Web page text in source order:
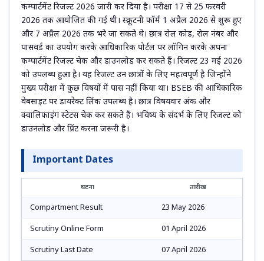
कम्पार्टमेंट रिजल्ट 2026 जारी कर दिया है। परीक्षा 17 से 25 फरवरी
2026 तक आयोजित की गई थी। स्क्रूटनी फॉर्म 1 अप्रैल 2026 से शुरू हुए
और 7 अप्रैल 2026 तक भरे जा सकते थे। छात्र रोल कोड, रोल नंबर और
पासवर्ड का उपयोग करके आधिकारिक पोर्टल पर लॉगिन करके अपना
कम्पार्टमेंट रिजल्ट चेक और डाउनलोड कर सकते हैं। रिजल्ट 23 मई 2026
को उपलब्ध हुआ है। यह रिजल्ट उन छात्रों के लिए महत्वपूर्ण है जिन्होंने
मुख्य परीक्षा में कुछ विषयों में पास नहीं किया था। BSEB की आधिकारिक
वेबसाइट पर डायरेक्ट लिंक उपलब्ध है। छात्र विषयवार अंक और
क्वालिफाइंग स्टेटस चेक कर सकते हैं। भविष्य के संदर्भ के लिए रिजल्ट को
डाउनलोड और प्रिंट करना जरूरी है।
Important Dates
घटना तारीख
Compartment Result 23 May 2026
Scrutiny Online Form 01 April 2026
Scrutiny Last Date 07 April 2026